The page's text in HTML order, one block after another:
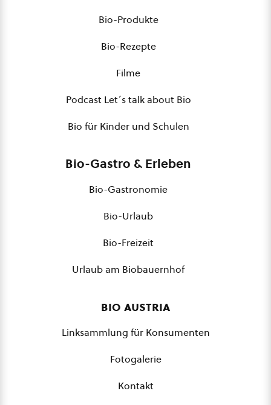
Bio-Produkte
Bio-Rezepte
Filme
Podcast Let´s talk about Bio
Bio für Kinder und Schulen
Bio-Gastro & Erleben
Bio-Gastronomie
Bio-Urlaub
Bio-Freizeit
Urlaub am Biobauernhof
bio austria
Linksammlung für Konsumenten
Fotogalerie
Kontakt